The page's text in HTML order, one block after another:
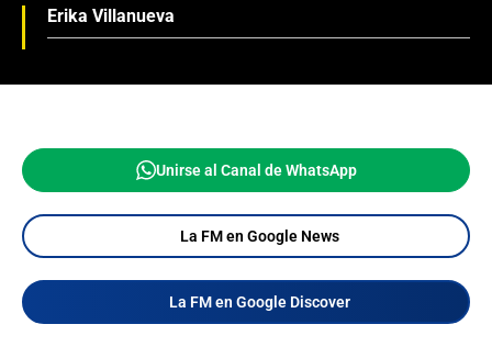
Erika Villanueva
Unirse al Canal de WhatsApp
La FM en Google News
La FM en Google Discover